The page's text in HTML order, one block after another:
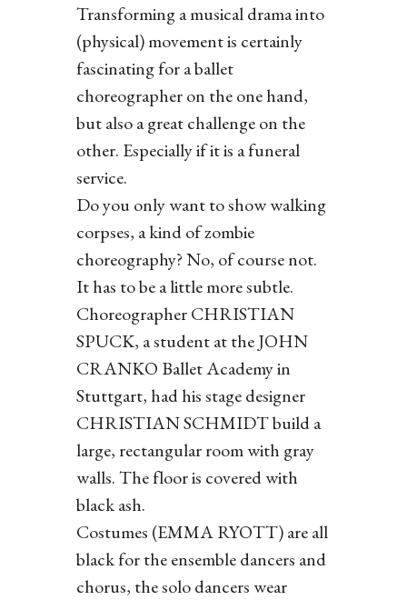
Transforming a musical drama into
(physical) movement is certainly
fascinating for a ballet
choreographer on the one hand,
but also a great challenge on the
other. Especially if it is a funeral
service.
Do you only want to show walking
corpses, a kind of zombie
choreography? No, of course not.
It has to be a little more subtle.
Choreographer CHRISTIAN
SPUCK, a student at the JOHN
CRANKO Ballet Academy in
Stuttgart, had his stage designer
CHRISTIAN SCHMIDT build a
large, rectangular room with gray
walls. The floor is covered with
black ash.
Costumes (EMMA RYOTT) are all
black for the ensemble dancers and
chorus, the solo dancers wear